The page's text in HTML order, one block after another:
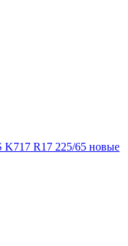
R17 225/65 новые